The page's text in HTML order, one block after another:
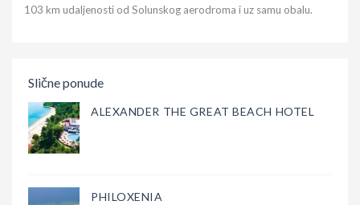
103 km udaljenosti od Solunskog aerodroma i uz samu obalu.
Slične ponude
ALEXANDER THE GREAT BEACH HOTEL
PHILOXENIA